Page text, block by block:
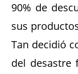
90% de
sus
Tan decidió
del desastre